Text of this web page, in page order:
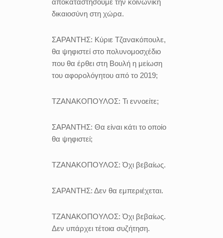
αποκαταστήσουμε την κοινωνική
δικαιοσύνη στη χώρα.
ΣΑΡΑΝΤΗΣ: Κύριε Τζανακόπουλε,
θα ψηφιστεί στο πολυνομοσχέδιο
που θα έρθει στη Βουλή η μείωση
του αφορολόγητου από το 2019;
ΤΖΑΝΑΚΟΠΟΥΛΟΣ: Τι εννοείτε;
ΣΑΡΑΝΤΗΣ: Θα είναι κάτι το οποίο
θα ψηφιστεί;
ΤΖΑΝΑΚΟΠΟΥΛΟΣ:Όχι βεβαίως.
ΣΑΡΑΝΤΗΣ: Δεν θα εμπεριέχεται.
ΤΖΑΝΑΚΟΠΟΥΛΟΣ:Όχι βεβαίως.
Δεν υπάρχει τέτοια συζήτηση.